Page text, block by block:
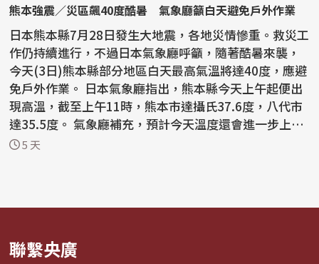
熊本強震／災區飆40度酷暑 氣象廳籲白天避免戶外作業
日本熊本縣7月28日發生大地震，各地災情慘重。救災工
作仍持續進行，不過日本氣象廳呼籲，隨著酷暑來襲，
今天(3日)熊本縣部分地區白天最高氣溫將達40度，應避
免戶外作業。 日本氣象廳指出，熊本縣今天上午起便出
現高溫，截至上午11時，熊本市達攝氏37.6度，八代市
達35.5度。 氣象廳補充，預計今天溫度還會進一步上
升...5 天
聯繫央廣